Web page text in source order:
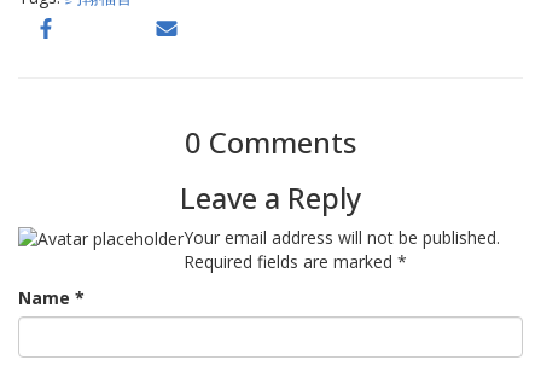
0 Comments
Leave a Reply
Your email address will not be published.
Required fields are marked *
Name *